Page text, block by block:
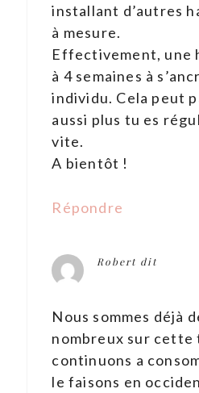
installant d’autres
à mesure.
Effectivement, une
à 4 semaines à
individu. Cela peut
aussi plus tu es
vite.
A bientôt !
Répondre
Robert dit
Nous sommes déjà
nombreux sur cette
continuons a
le faisons en